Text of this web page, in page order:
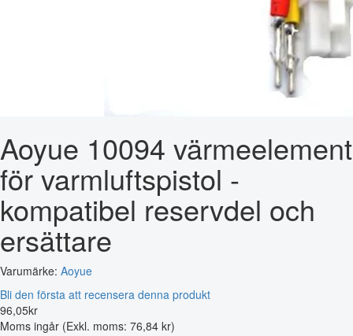
Aoyue 10094 värmeelement
för varmluftspistol -
kompatibel reservdel och
ersättare
Varumärke: Aoyue
Bli den första att recensera denna produkt
96,05kr
Moms ingår (Exkl. moms: 76,84 kr)